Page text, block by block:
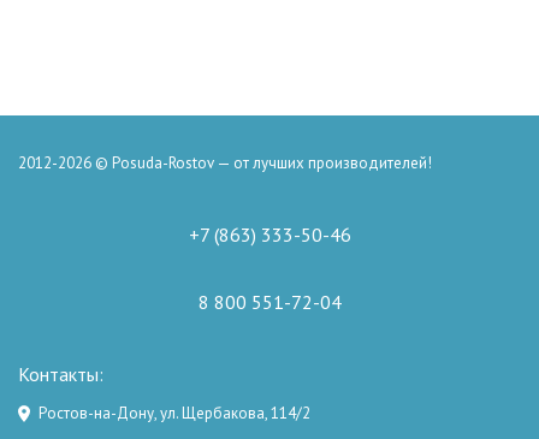
2012-2026 © Posuda-Rostov — от лучших производителей!
+7 (863) 333-50-46
8 800 551-72-04
Контакты:
Ростов-на-Дону, ул. Щербакова, 114/2